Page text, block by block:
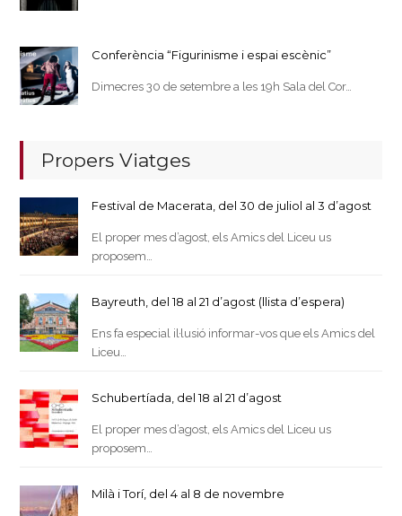
Conferència “Figurinisme i espai escènic”
Dimecres 30 de setembre a les 19h Sala del Cor…
Propers Viatges
Festival de Macerata, del 30 de juliol al 3 d’agost
El proper mes d’agost, els Amics del Liceu us
proposem…
Bayreuth, del 18 al 21 d’agost (llista d’espera)
Ens fa especial il·lusió informar-vos que els Amics del
Liceu…
Schubertíada, del 18 al 21 d’agost
El proper mes d’agost, els Amics del Liceu us
proposem…
Milà i Torí, del 4 al 8 de novembre